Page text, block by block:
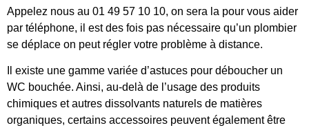
Appelez nous au 01 49 57 10 10, on sera la pour vous aider
par téléphone, il est des fois pas nécessaire qu’un plombier
se déplace on peut régler votre problème à distance.
Il existe une gamme variée d’astuces pour déboucher un
WC bouchée. Ainsi, au-delà de l’usage des produits
chimiques et autres dissolvants naturels de matières
organiques, certains accessoires peuvent également être